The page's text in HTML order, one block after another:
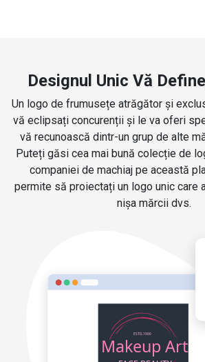
Designul Unic Vă
Un logo de frumusețe atrăgător și
vă eclipsați concurenții și le va oferi
vă recunoască dintr-un grup de alte
Puteți găsi cea mai bună colecție de
companiei de machiaj pe această
permite să proiectați un logo unic care
nișa mărcii dvs.